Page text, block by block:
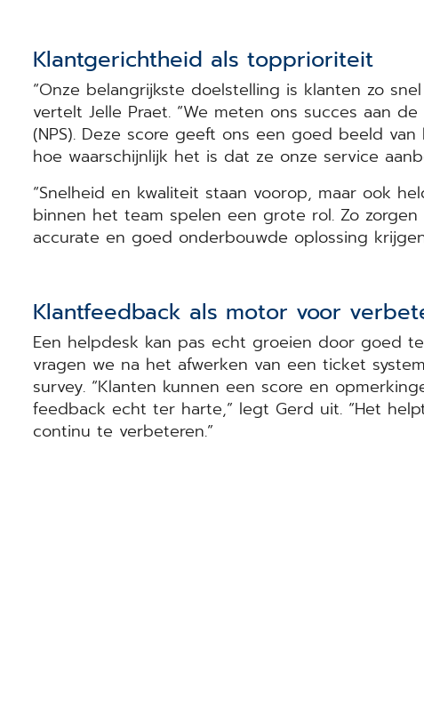
Klantgerichtheid als topprioriteit
“Onze belangrijkste doelstelling is klanten zo
vertelt Jelle Praet. “We meten ons succes aan
(NPS). Deze score geeft ons een goed beeld
hoe waarschijnlijk het is dat ze onze service
“Snelheid en kwaliteit staan voorop, maar ook
binnen het team spelen een grote rol. Zo
accurate en goed onderbouwde oplossing
Klantfeedback als motor voor
Een helpdesk kan pas echt groeien door goed
vragen we na het afwerken van een ticket
survey. “Klanten kunnen een score en
feedback echt ter harte,” legt Gerd uit. “Het
continu te verbeteren.”